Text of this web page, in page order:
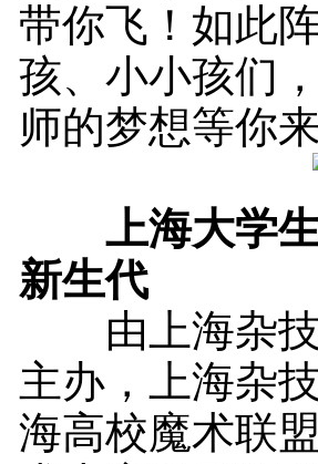
带你飞！如此
孩、小小孩们
师的梦想等你
上海大学
新生代
由上海杂技
主办，上海杂
海高校魔术联